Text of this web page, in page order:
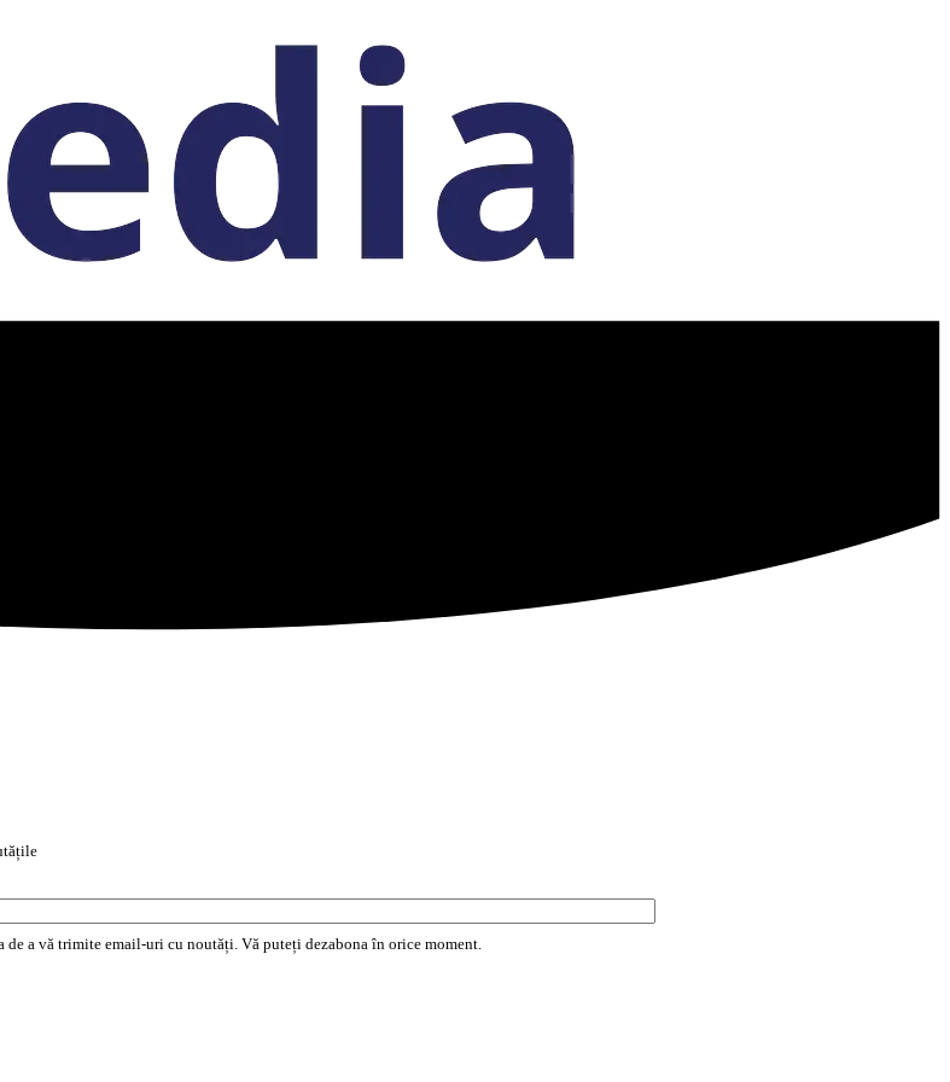
a vă trimite email-uri cu noutăți. Vă puteți dezabona în orice moment.